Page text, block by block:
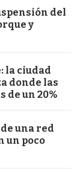
del
y
la ciudad
donde las
de un 20%
una red
un poco